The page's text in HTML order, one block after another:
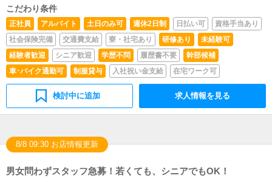
こだわり条件
正社員 アルバイト 土日のみ可 週休2日制 日払い可
資格手当あり
社会保険完備
交通費支給 寮・社宅あり 研修あり
未経験可
経験者歓迎
シニア歓迎 学歴不問 履歴書不要
幹部候補
車･バイク通勤可
制服貸与 入社祝い金支給 在宅ワーク可
検討中に追加 求人情報を見る
8/8 09:30 お店情報更新
男女問わずスタッフ急募！若くても、シニアでもOK！